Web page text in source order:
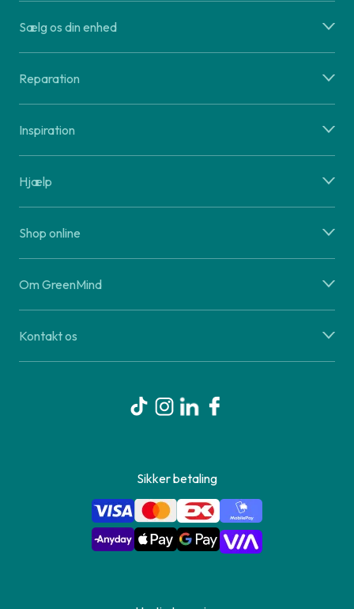
Sælg os din enhed
Reparation
Inspiration
Hjælp
Shop online
Om GreenMind
Kontakt os
Sikker betaling